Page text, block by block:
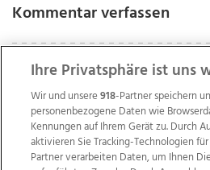
Kommentar verfassen
Ihre Privatsphäre ist uns
Wir und unsere918-Partner speichern
personenbezogene Daten wie
Kennungen auf Ihrem Gerät zu. Durch
aktivieren Sie Tracking-Technologien
Partner verarbeiten Daten, um Ihnen